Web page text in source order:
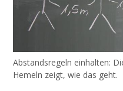
Abstandsregeln einhalten:
Hemeln zeigt, wie das geht.